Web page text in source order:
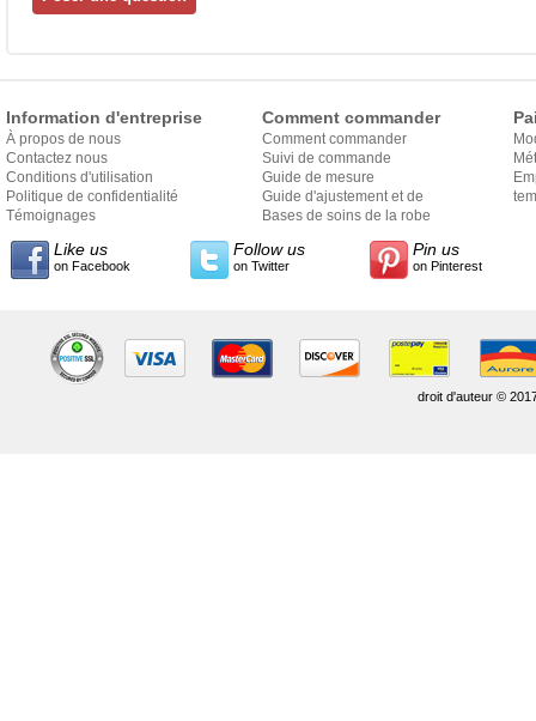
Information d'entreprise
À propos de nous
Contactez nous
Conditions d'utilisation
Politique de confidentialité
Témoignages
Comment commander
Comment commander
Suivi de commande
Guide de mesure
Guide d'ajustement et de
style
Bases de soins de la robe
Like us
on Facebook
Follow us
on Twitter
Pin us
on Pinterest
droit d'auteur ©